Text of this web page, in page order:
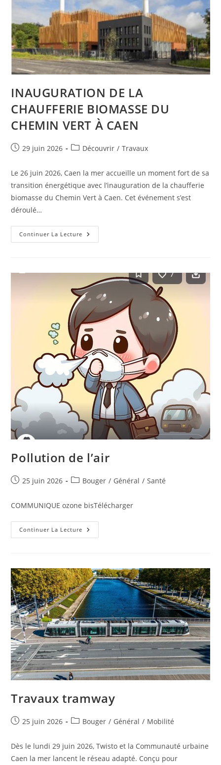
INAUGURATION DE LA
CHAUFFERIE BIOMASSE DU
CHEMIN VERT À CAEN
Publication
29 juin 2026
PostDécouvrir / Travaux
Le 26 juin 2026, Caen la mer accueille un moment fort de sa
transition énergétique avec l’inauguration de la chaufferie
biomasse du Chemin Vert à Caen. Cet événement s’est
déroulé…
Continuer La Lecture INAUGURATION
DE
CHEMIN
VERT
À
CAEN
Pollution de l’air
Publication
25 juin 2026
PostBouger / Général / Santé
COMMUNIQUE ozone bisTélécharger
Continuer La Lecture Pollution
De
Travaux tramway
Publication
25 juin 2026
PostBouger / Général / Mobilité
Dès le lundi 29 juin 2026, Twisto et la Communauté urbaine
Caen la mer lancent le réseau adapté. Conçu pour